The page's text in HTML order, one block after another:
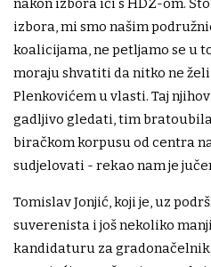
nakon izbora ići s HDZ-om.
izbora, mi smo našim
koalicijama, ne petljamo se u
moraju shvatiti da nitko ne želi
Plenkovićem u vlasti. Taj
gadljivo gledati, tim
biračkom korpusu od centra
sudjelovati - rekao nam je
Tomislav Jonjić, koji je, uz
suverenista i još nekoliko
kandidaturu za